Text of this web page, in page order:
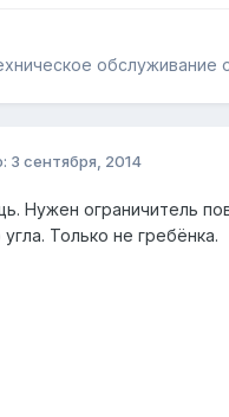
обслуживание
3 сентября, 2014
Нужен ограничитель
Только не гребёнка.